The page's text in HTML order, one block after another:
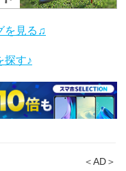
を見る♫
探す♪
＜AD＞